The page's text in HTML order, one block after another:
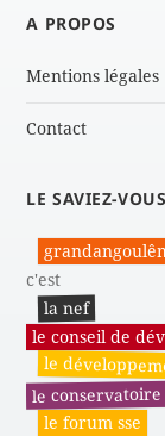
A PROPOS
Mentions légales
Contact
LE SAVIEZ-
c'est
la nef
le conseil de
le
le
le forum sse